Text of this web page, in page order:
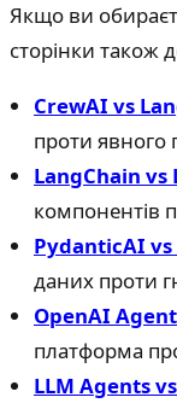
Якщо ви
сторінки також
CrewAI vs
проти явного
LangChain vs
компонентів
PydanticAI vs
даних проти
OpenAI
платформа
LLM Agents